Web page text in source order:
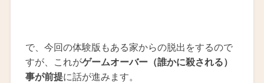
で、今回の体験版もある家からの脱出をするので
すが、これがゲームオーバー（誰かに殺される）
事が前提に話が進みます。